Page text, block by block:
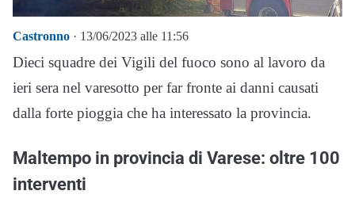
Castronno · 13/06/2023 alle 11:56
Dieci squadre dei Vigili del fuoco sono al lavoro da
ieri sera nel varesotto per far fronte ai danni causati
dalla forte pioggia che ha interessato la provincia.
Maltempo in provincia di Varese: oltre 100
interventi